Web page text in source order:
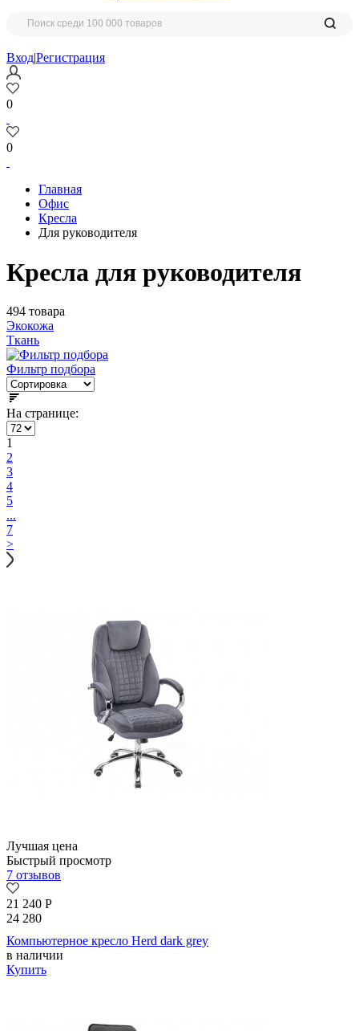
Вход|Регистрация
0
0
Главная
Офис
Кресла
Для руководителя
Кресла для руководителя
494 товара
Экокожа
Ткань
Фильтр подбора
На странице:
1
2
3
4
5
...
7
>
Лучшая цена
Быстрый просмотр
7 отзывов
21 240 Р
24 280
Компьютерное кресло Herd dark grey
в наличии
Купить